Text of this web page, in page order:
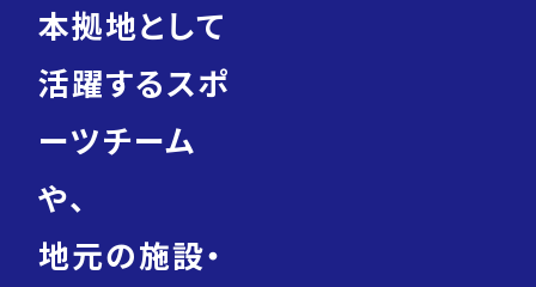
本拠地として
活躍するスポ
ーツチーム
や、
地元の施設・